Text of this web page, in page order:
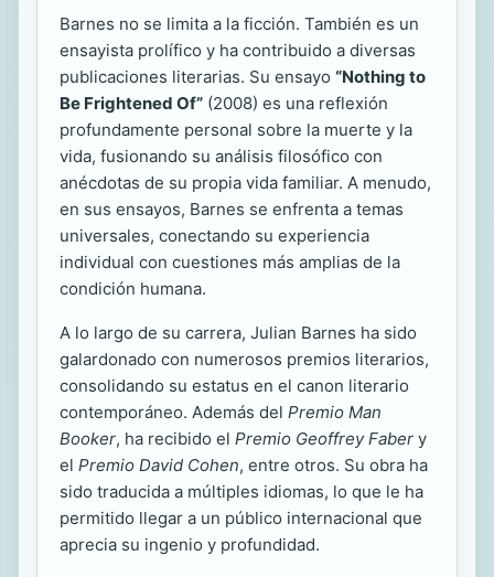
Barnes no se limita a la ficción. También es un
ensayista prolífico y ha contribuido a diversas
publicaciones literarias. Su ensayo “Nothing to
Be Frightened Of” (2008) es una reflexión
profundamente personal sobre la muerte y la
vida, fusionando su análisis filosófico con
anécdotas de su propia vida familiar. A menudo,
en sus ensayos, Barnes se enfrenta a temas
universales, conectando su experiencia
individual con cuestiones más amplias de la
condición humana.
A lo largo de su carrera, Julian Barnes ha sido
galardonado con numerosos premios literarios,
consolidando su estatus en el canon literario
contemporáneo. Además del Premio Man
Booker, ha recibido el Premio Geoffrey Faber y
el Premio David Cohen, entre otros. Su obra ha
sido traducida a múltiples idiomas, lo que le ha
permitido llegar a un público internacional que
aprecia su ingenio y profundidad.